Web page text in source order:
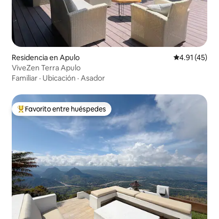
Residencia en Apulo Calificación
4.91 (45)
ViveZen Terra Apulo
Familiar · Ubicación · Asador
De los mejores en Favorito entre huéspedes
Favorito entre huéspedes